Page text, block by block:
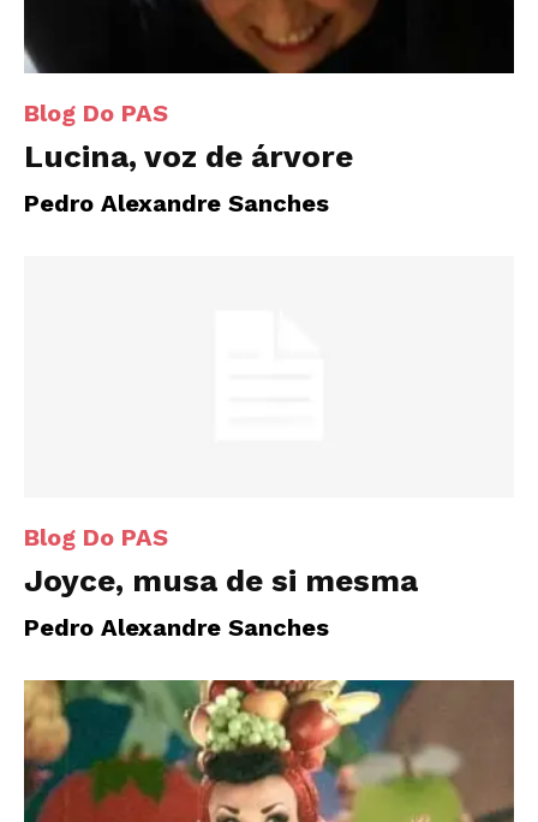
Blog Do PAS
Lucina, voz de árvore
Pedro Alexandre Sanches
Blog Do PAS
Joyce, musa de si mesma
Pedro Alexandre Sanches